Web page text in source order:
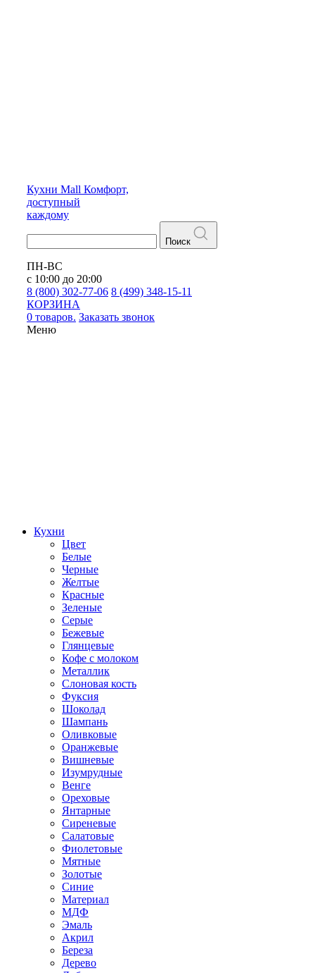
Кухни Mall Комфорт,
доступный
каждому
Поиск
ПН-ВС
с 10:00 до 20:00
8 (800) 302-77-06 8 (499) 348-15-11
КОРЗИНА
0 товаров. Заказать звонок
Меню
Кухни
Цвет
Белые
Черные
Желтые
Красные
Зеленые
Серые
Бежевые
Глянцевые
Кофе с молоком
Металлик
Слоновая кость
Фуксия
Шоколад
Шампань
Оливковые
Оранжевые
Вишневые
Изумрудные
Венге
Ореховые
Янтарные
Сиреневые
Салатовые
Фиолетовые
Мятные
Золотые
Синие
Материал
МДФ
Эмаль
Акрил
Береза
Дерево